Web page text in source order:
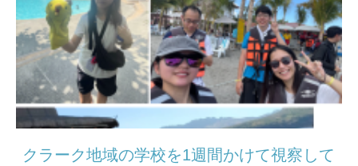
クラーク地域の学校を1週間かけて視察して